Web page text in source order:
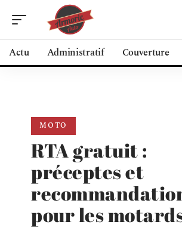
Actu Administratif Couverture
MOTO
RTA gratuit :
préceptes et
pour les